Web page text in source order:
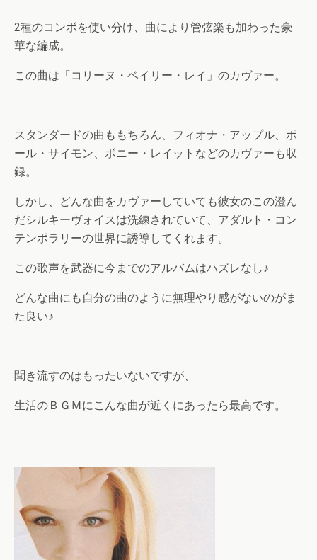
2種のコンボを使い分け、曲により管弦楽も加わった豪
華な編成。
この曲は「コリーヌ・ベイリー・レイ」のカヴァー。
スタンダードの曲ももちろん、フィオナ・アップル、ポ
ール・サイモン、ボニー・レイットなどのカヴァーも収
録。
しかし、どんな曲をカヴァーしていても彼女のこの澄ん
だシルキーヴォイスは洗練されていて、アダルト・コン
テンポラリーの世界に誘導してくれます。
この歌声を武器に今までのアルバムはハズレなし♪
どんな曲にも自分の曲のように無理やり感がないのがま
た良い♪
聞き流すのはもったいないですが、
生活のＢＧＭにこんな曲が近くにあったら最高です。